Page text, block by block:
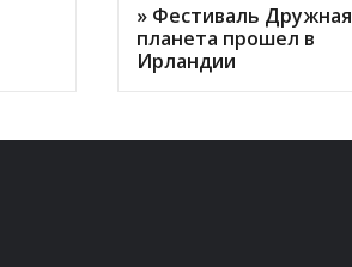
» Фестиваль Дружная
планета прошел в
Ирландии